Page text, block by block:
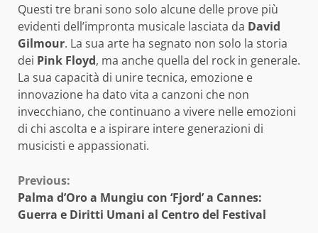
Questi tre brani sono solo alcune delle prove più
evidenti dell’impronta musicale lasciata da David
Gilmour. La sua arte ha segnato non solo la storia
dei Pink Floyd, ma anche quella del rock in generale.
La sua capacità di unire tecnica, emozione e
innovazione ha dato vita a canzoni che non
invecchiano, che continuano a vivere nelle emozioni
di chi ascolta e a ispirare intere generazioni di
musicisti e appassionati.
Continue
Reading
Previous:
Palma d’Oro a Mungiu con ‘Fjord’ a Cannes:
Guerra e Diritti Umani al Centro del Festival